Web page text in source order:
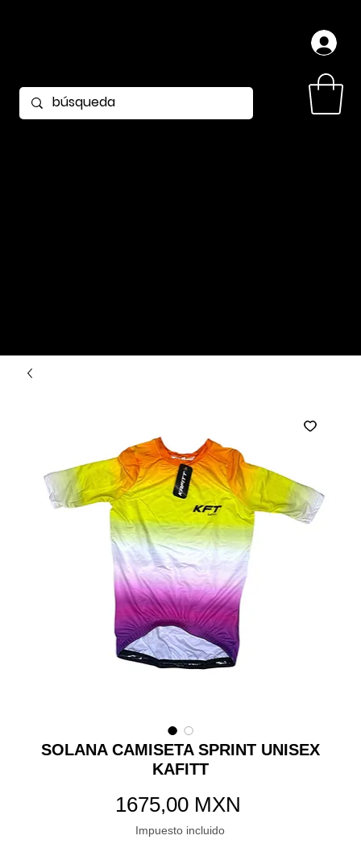
SOLANA CAMISETA SPRINT UNISEX
KAFITT
1675,00 MXN
Impuesto incluido